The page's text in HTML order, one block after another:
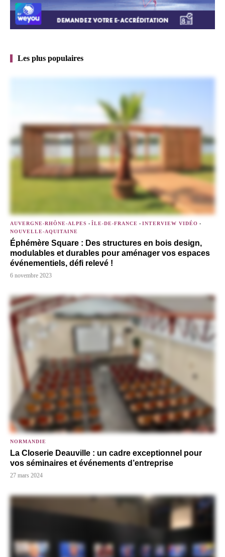
Les plus populaires
AUVERGNE-RHÔNE-ALPES - ÎLE-DE-FRANCE - INTERVIEW VIDÉO -
NOUVELLE-AQUITAINE
Éphémère Square : Des structures en bois design,
modulables et durables pour aménager vos espaces
événementiels, défi relevé !
6 novembre 2023
NORMANDIE
La Closerie Deauville : un cadre exceptionnel pour
vos séminaires et événements d’entreprise
27 mars 2024